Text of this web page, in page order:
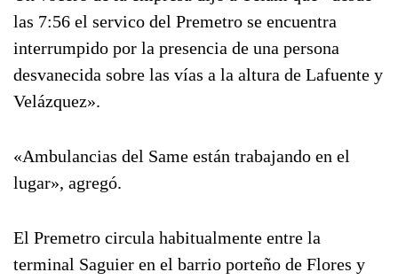
las 7:56 el servico del Premetro se encuentra
interrumpido por la presencia de una persona
desvanecida sobre las vías a la altura de Lafuente y
Velázquez».
«Ambulancias del Same están trabajando en el
lugar», agregó.
El Premetro circula habitualmente entre la
terminal Saguier en el barrio porteño de Flores y